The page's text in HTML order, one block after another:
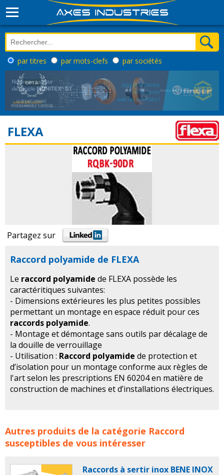
par titres par mots-clefs par sociétés
FLEXA
Partagez sur
Raccord polyamide de FLEXA
Le raccord polyamide de FLEXA possède les
caractéritiques suivantes:
- Dimensions extérieures les plus petites possibles
permettant un montage en espace réduit pour ces
raccords polyamide.
- Montage et démontage sans outils par décalage de
la douille de verrouillage
- Utilisation : Raccord polyamide de protection et
d’isolation pour un montage conforme aux règles de
l'art selon les prescriptions EN 60204 en matière de
construction de machines et d’installations électriques.
Raccord polyamide de FLEXA concerne les familles de
produits :raccord raccordsraccord polyamide
flexa
Autres produits de la catégorie Raccord
susceptibles de vous intéresser
Raccords à sertir inox BENE INOX